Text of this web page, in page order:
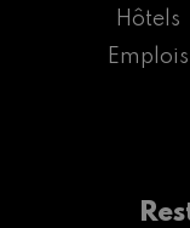
Hôtels
Emplois